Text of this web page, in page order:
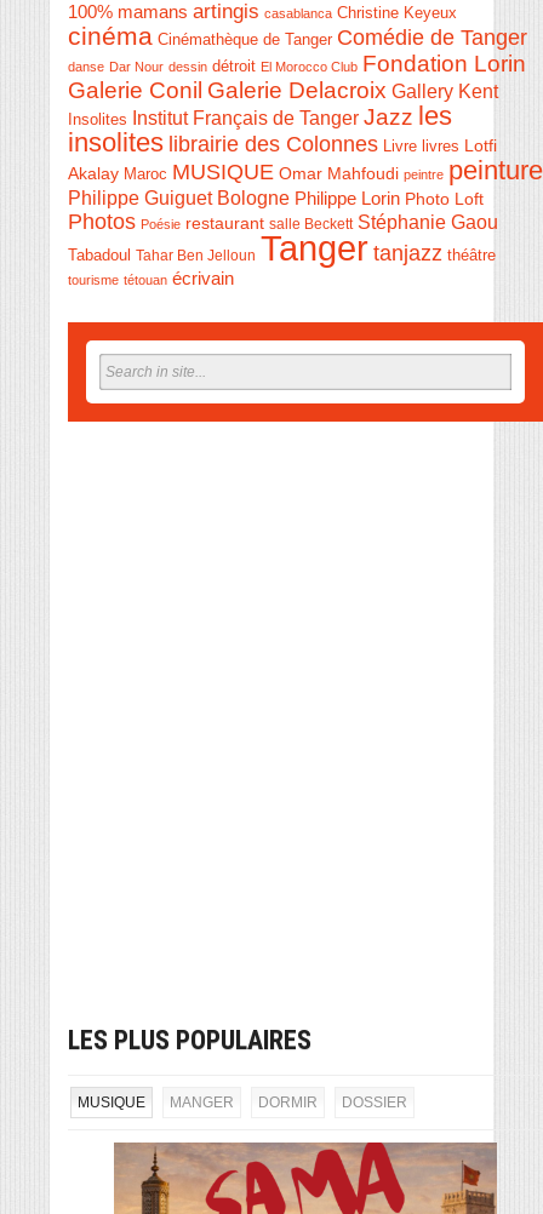
100% mamans artingis casablanca Christine Keyeux
cinéma Cinémathèque de Tanger Comédie de Tanger
danse Dar Nour dessin détroit El Morocco Club Fondation Lorin
Galerie Conil Galerie Delacroix Gallery Kent
Insolites Institut Français de Tanger Jazz les
insolites librairie des Colonnes Livre livres Lotfi
Akalay Maroc MUSIQUE Omar Mahfoudi peintre peinture
Philippe Guiguet Bologne Philippe Lorin Photo Loft
Photos Poésie restaurant salle Beckett Stéphanie Gaou
Tabadoul Tahar Ben Jelloun Tanger tanjazz théâtre
tourisme tétouan écrivain
LES PLUS POPULAIRES
MUSIQUE MANGER DORMIR DOSSIER